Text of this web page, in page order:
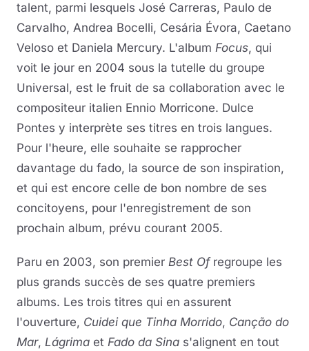
talent, parmi lesquels José Carreras, Paulo de
Carvalho, Andrea Bocelli, Cesária Évora, Caetano
Veloso et Daniela Mercury. L'album Focus, qui
voit le jour en 2004 sous la tutelle du groupe
Universal, est le fruit de sa collaboration avec le
compositeur italien Ennio Morricone. Dulce
Pontes y interprète ses titres en trois langues.
Pour l'heure, elle souhaite se rapprocher
davantage du fado, la source de son inspiration,
et qui est encore celle de bon nombre de ses
concitoyens, pour l'enregistrement de son
prochain album, prévu courant 2005.
Paru en 2003, son premier Best Of regroupe les
plus grands succès de ses quatre premiers
albums. Les trois titres qui en assurent
l'ouverture, Cuidei que Tinha Morrido, Canção do
Mar, Lágrima et Fado da Sina s'alignent en tout